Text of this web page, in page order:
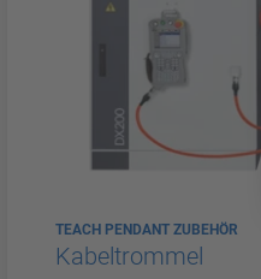
TEACH PENDANT ZUBEHÖR
Kabeltrommel